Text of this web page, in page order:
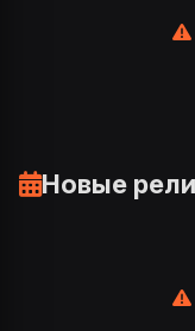
Новые